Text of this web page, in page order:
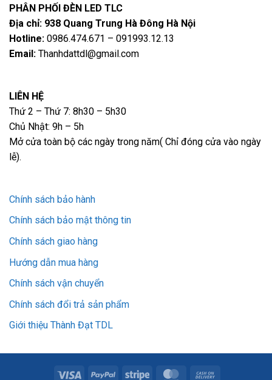
PHÂN PHỐI ĐÈN LED TLC
Địa chỉ: 938 Quang Trung Hà Đông Hà Nội
Hotline: 0986.474.671 – 091993.12.13
Email: Thanhdattdl@gmail.com
LIÊN HỆ
Thứ 2 – Thứ 7: 8h30 – 5h30
Chủ Nhật: 9h – 5h
Mở cửa toàn bộ các ngày trong năm( Chỉ đóng cửa vào ngày
lễ).
Chính sách bảo hành
Chính sách bảo mật thông tin
Chính sách giao hàng
Hướng dẫn mua hàng
Chính sách vận chuyển
Chính sách đổi trả sản phẩm
Giới thiệu Thành Đạt TDL
Visa PayPal Stripe MasterCard